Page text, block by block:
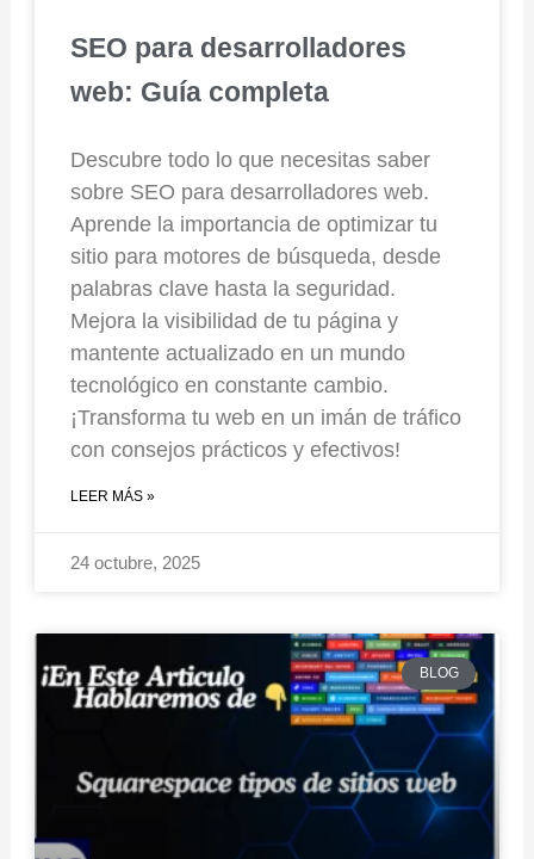
SEO para desarrolladores
web: Guía completa
Descubre todo lo que necesitas saber
sobre SEO para desarrolladores web.
Aprende la importancia de optimizar tu
sitio para motores de búsqueda, desde
palabras clave hasta la seguridad.
Mejora la visibilidad de tu página y
mantente actualizado en un mundo
tecnológico en constante cambio.
¡Transforma tu web en un imán de tráfico
con consejos prácticos y efectivos!
LEER MÁS »
24 octubre, 2025
BLOG